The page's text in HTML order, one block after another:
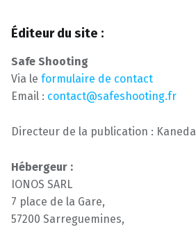
Éditeur du site :
Safe Shooting
Via le formulaire de contact
Email : contact@safeshooting.fr
Directeur de la publication : Kaneda
Hébergeur :
IONOS SARL
7 place de la Gare,
57200 Sarreguemines,